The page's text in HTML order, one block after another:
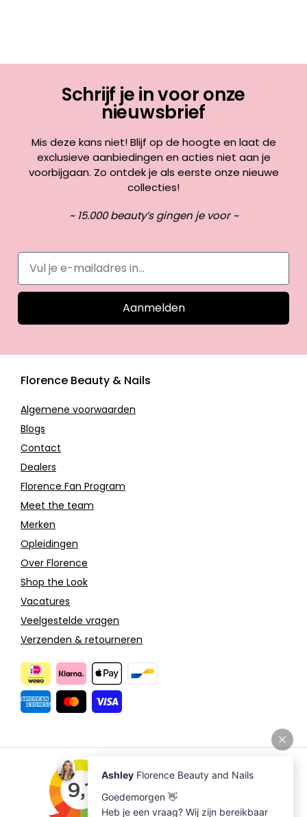
Schrijf je in voor onze
nieuwsbrief
Mis deze kans niet! Blijf op de hoogte en laat de
exclusieve aanbiedingen en acties niet aan je
voorbijgaan. Zo ontdek je als eerste onze nieuwe
collecties!
~ 15.000 beauty’s gingen je voor ~
Aanmelden
Florence Beauty & Nails
Algemene voorwaarden
Blogs
Contact
Dealers
Florence Fan Program
Meet the team
Merken
Opleidingen
Over Florence
Shop the Look
Vacatures
Veelgestelde vragen
Verzenden & retourneren